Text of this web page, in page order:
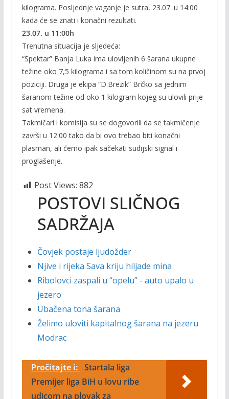
kilograma. Posljednje vaganje je sutra, 23.07. u 14:00
kada će se znati i konačni rezultati.
23.07. u 11:00h
Trenutna situacija je sljedeća:
“Spektar” Banja Luka ima ulovljenih 6 šarana ukupne
težine oko 7,5 kilograma i sa tom količinom su na prvoj
poziciji. Druga je ekipa “D.Brezik” Brčko sa jednim
šaranom težine od oko 1 kilogram kojeg su ulovili prije
sat vremena.
Takmičari i komisija su se dogovorili da se takmičenje
završi u 12:00 tako da bi ovo trebao biti konačni
plasman, ali ćemo ipak sačekati sudijski signal i
proglašenje.
Post Views: 882
POSTOVI SLIČNOG
SADRŽAJA
Čovjek postaje ljudožder
Njive i rijeka Sava kriju hiljade mina
Ribolovci zaspali u “opelu” - auto upalo u
jezero
Ubačena tona šarana
Želimo uloviti kapitalnog šarana na jezeru
Modrac
Pročitajte i: Startala liga
Premijer liga BiH u lovu ribe
udicom na plovak za